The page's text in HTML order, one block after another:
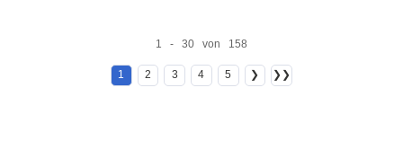
1 - 30 von 158
1 2 3 4 5 ❯ ❯❯